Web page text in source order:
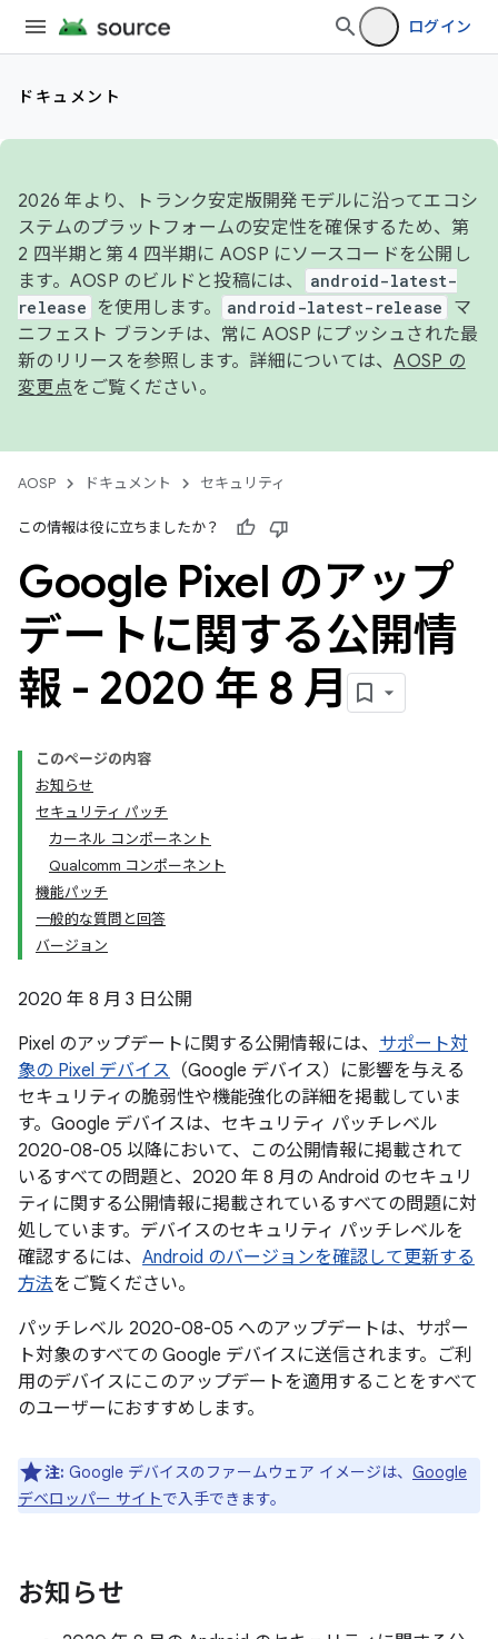
ログイン
ドキュメント
2026 年より、トランク安定版開発モデルに沿ってエコシ
ステムのプラットフォームの安定性を確保するため、第
2 四半期と第 4 四半期に AOSP にソースコードを公開し
ます。AOSP のビルドと投稿には、
android-latest-
release
を使用します。 android-latest-release
マ
ニフェスト ブランチは、常に AOSP にプッシュされた最
新のリリースを参照します。詳細については、AOSP の
変更点をご覧ください。
AOSP ドキュメント セキュリティ
この情報は役に立ちましたか？
Google Pixel のアップ
デートに関する公開情
報 - 2020 年 8 月
このページの内容
お知らせ
セキュリティ パッチ
カーネル コンポーネント
Qualcomm コンポーネント
機能パッチ
一般的な質問と回答
バージョン
2020 年 8 月 3 日公開
Pixel のアップデートに関する公開情報には、 サポート対
象の Pixel デバイス （Google デバイス）に影響を与える
セキュリティの脆弱性や機能強化の詳細を掲載していま
す。Google デバイスは、セキュリティ パッチレベル
2020-08-05 以降において、この公開情報に掲載されて
いるすべての問題と、2020 年 8 月の Android のセキュリ
ティに関する公開情報に掲載されているすべての問題に対
処しています。デバイスのセキュリティ パッチレベルを
確認するには、 Android のバージョンを確認して更新する
方法をご覧ください。
パッチレベル 2020-08-05 へのアップデートは、サポー
ト対象のすべての Google デバイスに送信されます。ご利
用のデバイスにこのアップデートを適用することをすべて
のユーザーにおすすめします。
注: Google デバイスのファームウェア イメージは、 Google
デベロッパー サイトで入手できます。
お知らせ